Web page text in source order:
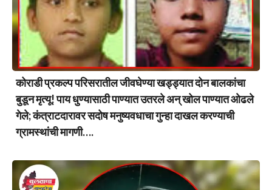
कोराडी प्रकल्प परिसरातील जीवघेण्या खड्ड्यात दोन बालकांचा
बुडून मृत्यू! पाय धुण्यासाठी पाण्यात उतरले अन् खोल पाण्यात ओढले
गेले; कंत्राटदारावर सदोष मनुष्यवधाचा गुन्हा दाखल करण्याची
ग्रामस्थांची मागणी….